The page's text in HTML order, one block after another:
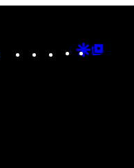
Instagram
TikTokYouTube
Google